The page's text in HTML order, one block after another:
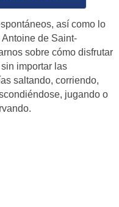
así como lo
de Saint-
sobre cómo disfrutar
importar las
saltando, corriendo,
jugando o